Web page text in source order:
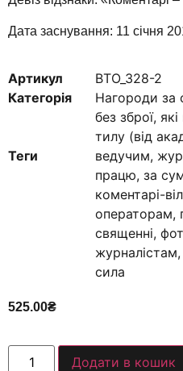
Дата заснування: 11 січня
Артикул
ВТО_328-2
Категорія
Нагороди за
без зброї,
тилу (від
Теги
ведучим,
працю, за
коментарі-
операторам,
священні,
журналістам,
сила
525.00₴
Додати в кошик